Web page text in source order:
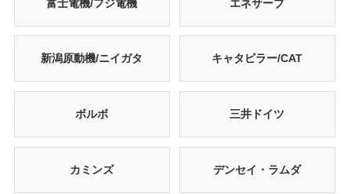
富士電機/フジ電機 エネサーブ
新潟原動機/ニイガタ キャタピラー/CAT
ボルボ 三井ドイツ
カミンズ デンセイ・ラムダ